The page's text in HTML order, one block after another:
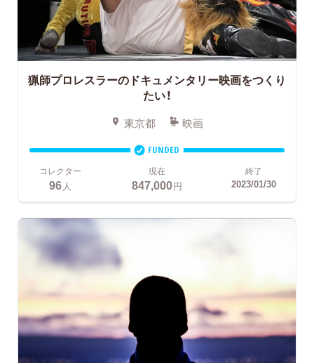
猟師プロレスラーのドキュメンタリー映画をつくり
たい！
東京都 映画
FUNDED
コレクター
96 人
現在
847,000円
終了
2023/01/30